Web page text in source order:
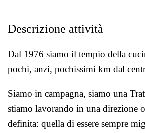
Descrizione attività
Dal 1976 siamo il tempio della
pochi, anzi, pochissimi km dal
Siamo in campagna, siamo una
stiamo lavorando in una direzione
definita: quella di essere sempre